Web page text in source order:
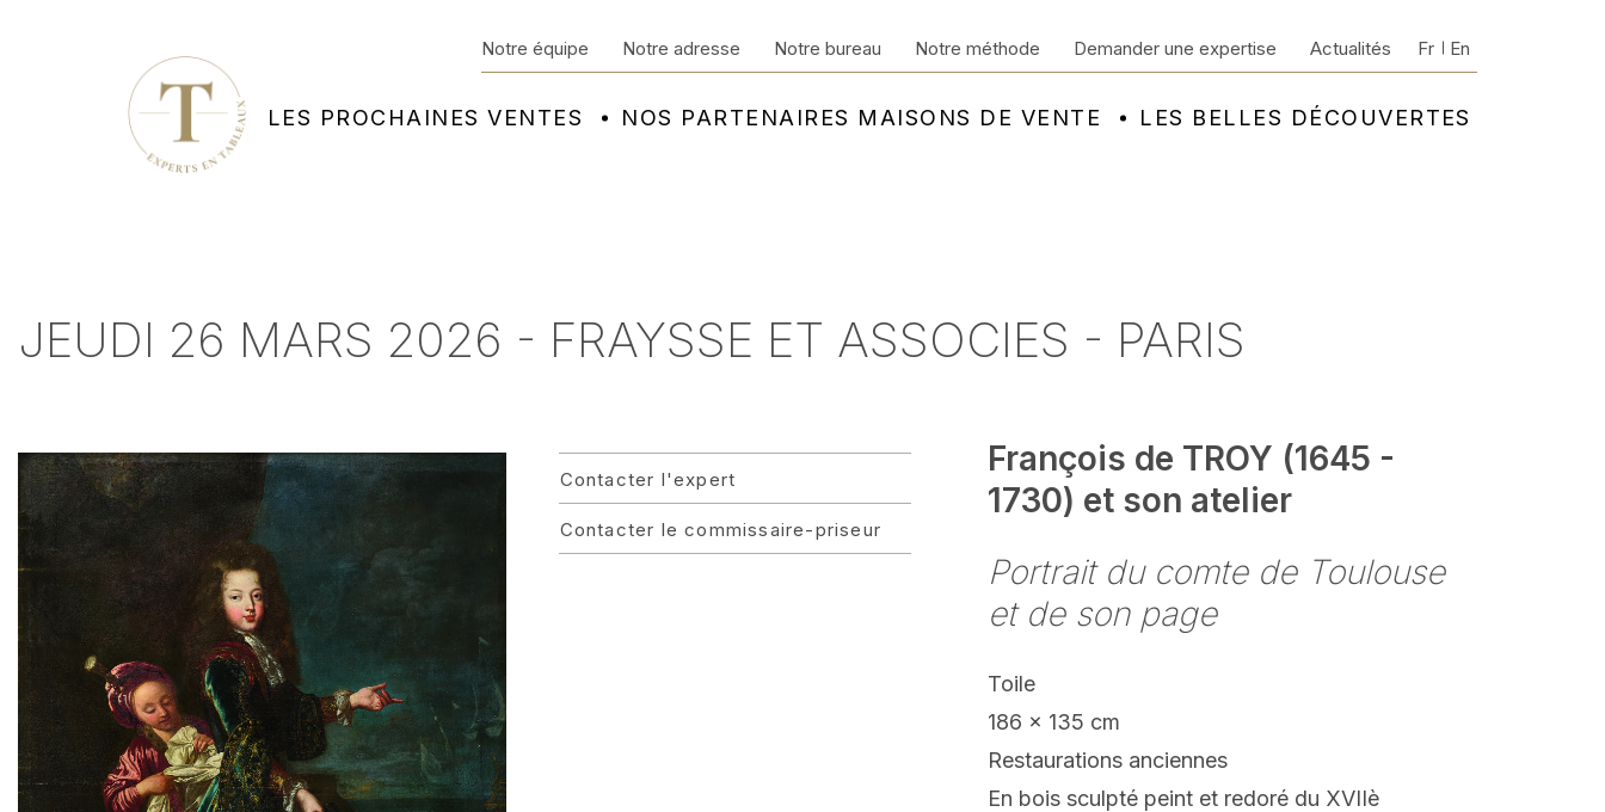
LES PROCHAINES VENTES NOS PARTENAIRES MAISONS DE VENTE LES BELLES DÉCOUVERTES
Notre équipe Notre adresse Notre bureau Notre méthode Demander une expertise Actualités Fr En
JEUDI 26 MARS 2026 - FRAYSSE ET ASSOCIES - PARIS
Contacter l'expert
Contacter le commissaire-priseur
François de TROY (1645 -
1730) et son atelier
Portrait du comte de Toulouse
et de son page
Toile
186 x 135 cm
Restaurations anciennes
En bois sculpté peint et redoré du XVIIè